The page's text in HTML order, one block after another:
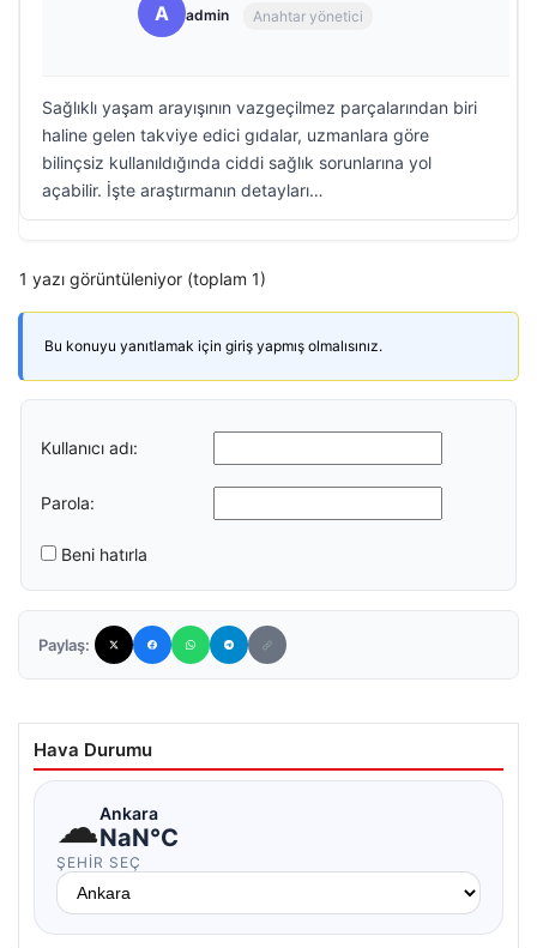
A admin Anahtar yönetici
Sağlıklı yaşam arayışının vazgeçilmez parçalarından biri
haline gelen takviye edici gıdalar, uzmanlara göre
bilinçsiz kullanıldığında ciddi sağlık sorunlarına yol
açabilir. İşte araştırmanın detayları…
1 yazı görüntüleniyor (toplam 1)
Bu konuyu yanıtlamak için giriş yapmış olmalısınız.
Kullanıcı adı:
Parola:
Beni hatırla
Paylaş:
Hava Durumu
☁Ankara
NaN°C
ŞEHIR SEÇ